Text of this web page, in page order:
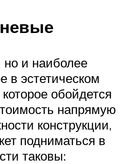
и наиболее
в эстетическом
обойдется
напрямую
конструкции,
подниматься в
таковы: